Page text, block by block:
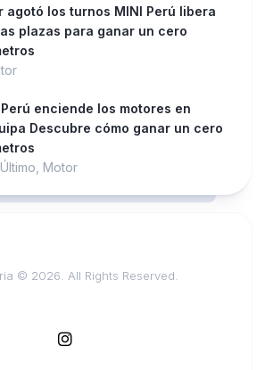
agotó los turnos MINI Perú libera
plazas para ganar un cero
Perú enciende los motores en
Descubre cómo ganar un cero
Motor
© 2026. All Rights Reserved.